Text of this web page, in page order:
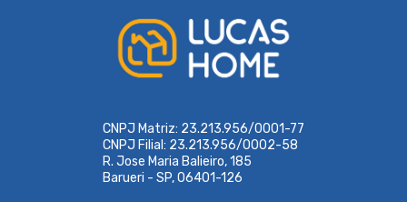
CNPJ Matriz: 23.213.956/0001-77
CNPJ Filial: 23.213.956/0002-58
R. Jose Maria Balieiro, 185
Barueri - SP, 06401-126